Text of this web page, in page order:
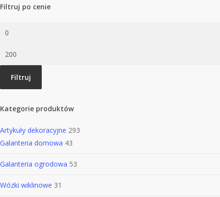
Filtruj po cenie
Cena
Cena
maks.
Filtruj
Kategorie produktów
Artykuły dekoracyjne 293
Galanteria domowa 43
Galanteria ogrodowa 53
Wózki wiklinowe 31